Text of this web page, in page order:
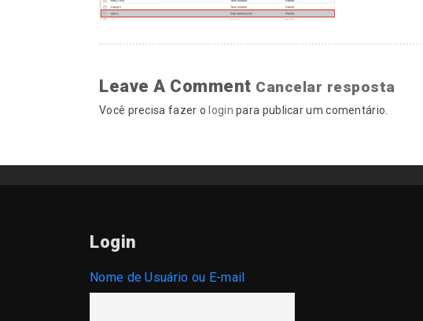
Leave A Comment Cancelar resposta
Você precisa fazer o login para publicar um comentário.
Login
Nome de Usuário ou E-mail